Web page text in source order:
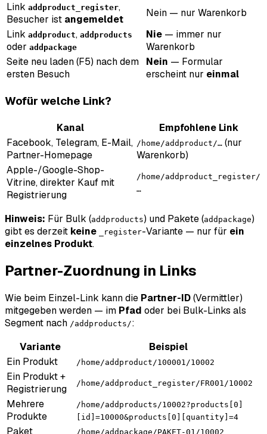
Link addproduct_register,
Besucher ist angemeldet
Nein — nur Warenkorb
Link addproduct, addproducts
oder addpackage
Nie — immer nur
Warenkorb
Seite neu laden (F5) nach dem
ersten Besuch
Nein — Formular
erscheint nur einmal
Wofür welche Link?
Kanal
Empfohlene Link
Facebook, Telegram, E-Mail,
Partner-Homepage
/home/addproduct/… (nur
Warenkorb)
Apple-/Google-Shop-
Vitrine, direkter Kauf mit
Registrierung
/home/addproduct_register/
…
Hinweis: Für Bulk (addproducts) und Pakete (addpackage)
gibt es derzeit keine _register-Variante — nur für ein
einzelnes Produkt.
Partner-Zuordnung in Links
Wie beim Einzel-Link kann die Partner-ID(Vermittler)
mitgegeben werden — im Pfad oder bei Bulk-Links als
Segment nach /addproducts/:
Variante
Beispiel
Ein Produkt
/home/addproduct/100001/10002
Ein Produkt +
Registrierung
/home/addproduct_register/FR001/10002
Mehrere
Produkte
/home/addproducts/10002?products[0]
[id]=10000&products[0][quantity]=4
/home/addpackage/PAKET-01/10002